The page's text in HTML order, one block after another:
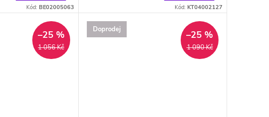
Kód: BE02005063 Kód: KT04002127
1 056 Kč
–25 % Doprodej
1 090 Kč
–25 %